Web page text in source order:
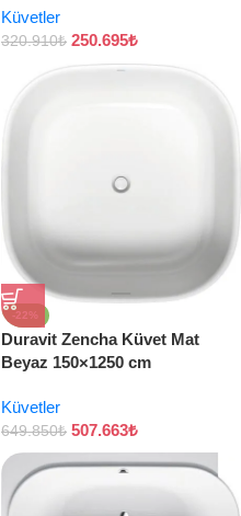
Küvetler
320.910₺ 250.695₺
-22%
Duravit Zencha Küvet Mat
Beyaz 150×1250 cm
Küvetler
649.850₺ 507.663₺